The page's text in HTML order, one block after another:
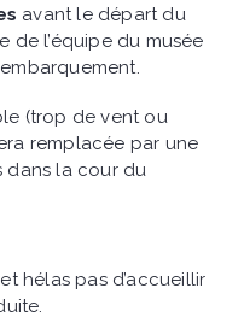
avant le départ du
de l’équipe du musée
(trop de vent ou
remplacée par une
dans la cour du
hélas pas d’accueillir